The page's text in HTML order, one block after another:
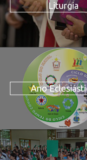
Liturgia
Ano